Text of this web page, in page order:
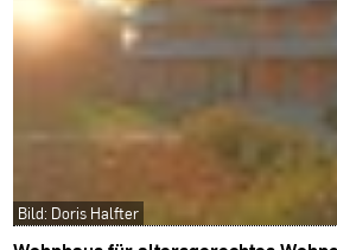
Bild: Doris Halfter